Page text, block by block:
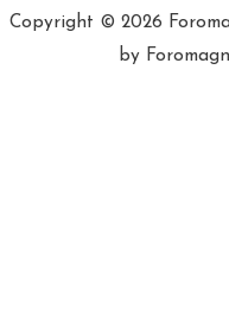
Copyright © 2026
by